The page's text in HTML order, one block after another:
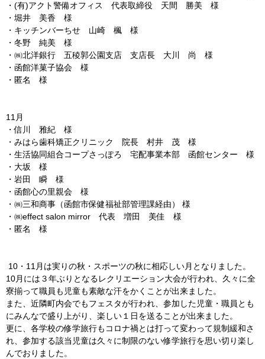
・(有)アクト警備オフィス 代表取締役 天間 勝美 様
・堀井 美香 様
・キッチンバーちせ 山崎 楓 様
・冬野 純美 様
・㈱北洋銀行 五稜郭公園支店 支店長 大川 尚 様
・函館洋菓子協会 様
・匿名 様
11月
・信川 雅紀 様
・みはら歯科矯正クリニック 院長 村井 茂 様
・生活協同組合コープさっぽろ 宅配事業本部 函館センター 様
・大坂 様
・岩田 瞬 様
・函館心の里親会 様
・㈱三和商事（函館市保健福祉部管理課経由） 様
・㈱effect salon mirror 代表 増田 美佳 様
・匿名 様
10・11月は実りの秋・スポーツの秋に相応しい月となりました。
10月には３年ぶりとなるレクリエーション大会が行われ、久々に全
寮揃って職員も児童も素敵な汗をかくことが出来ました。
また、近隣町内会でもフェスタが行われ、参加した児童・職員とも
にみんなで盛り上がり、楽しい１日を送ることが出来ました。
更に、各学校の修学旅行もコロナ禍とは打って変わって規制緩和さ
れ、参加する該当児童は久々に制限のない修学旅行を思い切り楽し
んでおりました。